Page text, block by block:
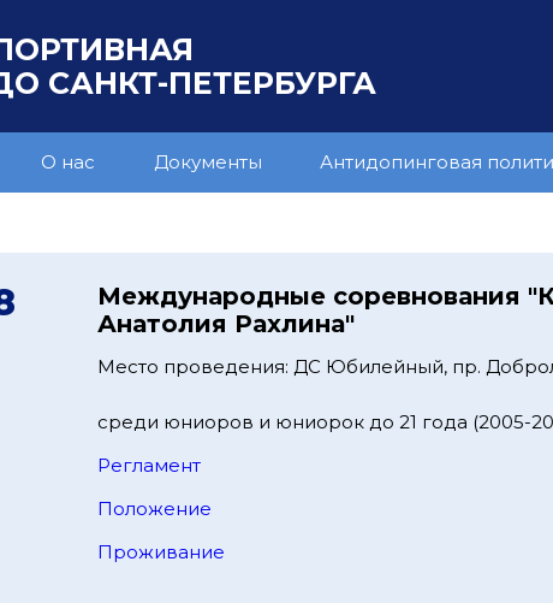
САНКТ-ПЕТЕРБУРГА
О нас Документы Антидопинговая
Международные соревнования
Анатолия Рахлина"
Место проведения: ДС Юбилейный, пр.
среди юниоров и юниорок до 21 года (2005-
Регламент
Положение
Проживание